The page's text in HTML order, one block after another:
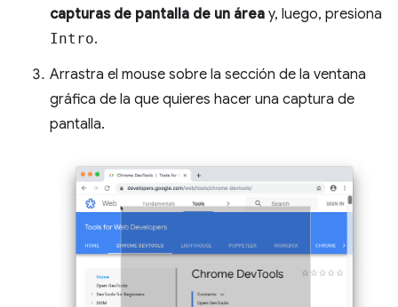
capturas de pantalla de un área y, luego, presiona
Intro.
Arrastra el mouse sobre la sección de la ventana
gráfica de la que quieres hacer una captura de
pantalla.